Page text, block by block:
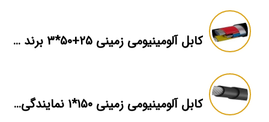
کابل آلومینیومی زمینی ۲۵+۵۰*۳ برند ماهان
کابل آلومینیومی زمینی ۱۵۰*۱ نمایندگی فروش